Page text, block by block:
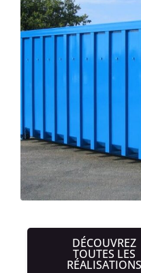
DÉCOUVREZ
TOUTES LES
RÉALISATIONS